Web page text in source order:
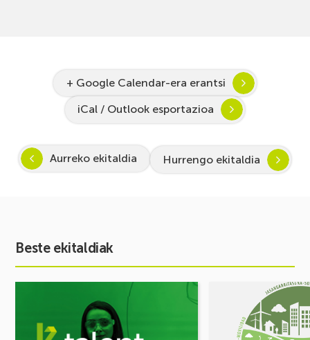
+ Google Calendar-era erantsi
iCal / Outlook esportazioa
Aurreko ekitaldia Hurrengo ekitaldia
Beste ekitaldiak
STEAM
MUGIKORTASUN
FOROA